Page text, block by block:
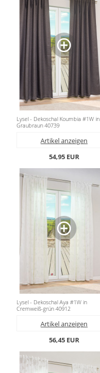
Lysel - Dekoschal Koumbia #1W in
Graubraun 40739
Artikel anzeigen
54,95 EUR
Lysel - Dekoschal Aya #1W in
Cremweiß-grün 40912
Artikel anzeigen
56,45 EUR